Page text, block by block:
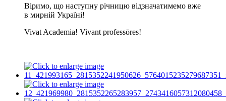
Віримо, що наступну річницю відзначатимемо вже
в мирній Україні!
Vivat Academia! Vivant professōres!